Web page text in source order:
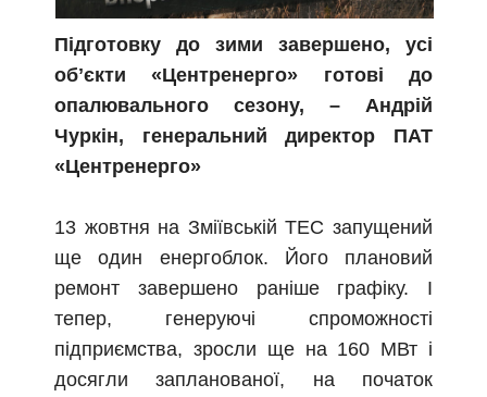
Підготовку до зими завершено, усі
обʼєкти «Центренерго» готові до
опалювального сезону, – Андрій
Чуркін, генеральний директор ПАТ
«Центренерго»
13 жовтня на Зміївській ТЕС запущений
ще один енергоблок. Його плановий
ремонт завершено раніше графіку. І
тепер, генеруючі спроможності
підприємства, зросли ще на 160 МВт і
досягли запланованої, на початок